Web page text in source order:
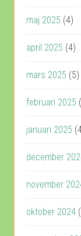
maj 2025 (4)
april 2025 (4)
mars 2025 (5)
februari 2025
januari 2025
december
november
oktober 2024